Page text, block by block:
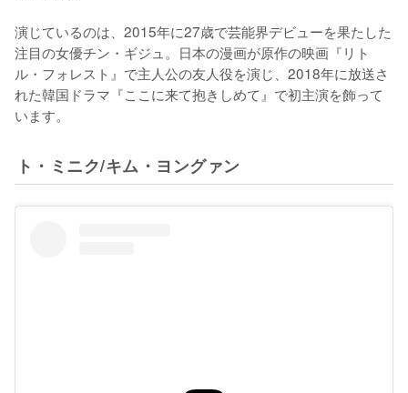
演じているのは、2015年に27歳で芸能界デビューを果たした
注目の女優チン・ギジュ。日本の漫画が原作の映画『リト
ル・フォレスト』で主人公の友人役を演じ、2018年に放送さ
れた韓国ドラマ『ここに来て抱きしめて』で初主演を飾って
います。
ト・ミニク/キム・ヨングァン